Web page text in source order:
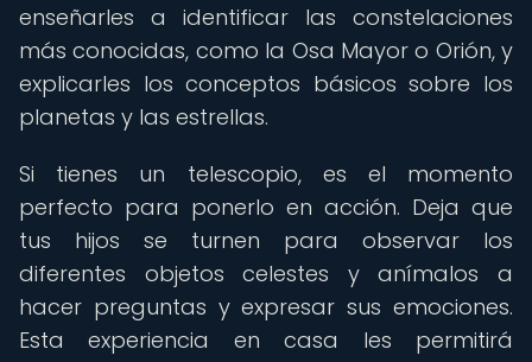
enseñarles a identificar las constelaciones
más conocidas, como la Osa Mayor o Orión, y
explicarles los conceptos básicos sobre los
planetas y las estrellas.
Si tienes un telescopio, es el momento
perfecto para ponerlo en acción. Deja que
tus hijos se turnen para observar los
diferentes objetos celestes y anímalos a
hacer preguntas y expresar sus emociones.
Esta experiencia en casa les permitirá